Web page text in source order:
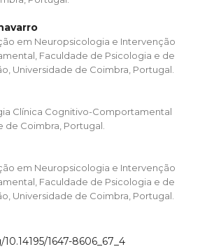
em Neuropsicologia e Intervenção
Faculdade de Psicologia e de
Universidade de Coimbra, Portugal.
Clínica Cognitivo-Comportamental
de Coimbra, Portugal.
em Neuropsicologia e Intervenção
Faculdade de Psicologia e de
Universidade de Coimbra, Portugal.
1647-8606_67_4